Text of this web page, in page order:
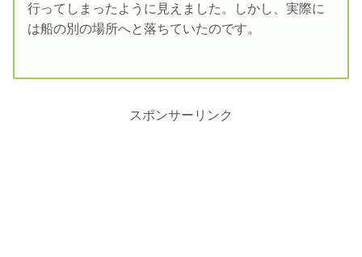
行ってしまったように見えました。しかし、実際に
は船の別の場所へと落ちていたのです。
スポンサーリンク